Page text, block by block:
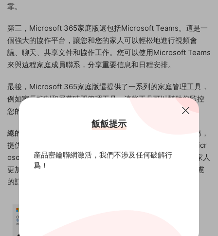
靠。
第三，Microsoft 365家庭版還包括Microsoft Teams。這是一
個強大的協作平台，讓您和您的家人可以輕松地進行視頻會
議、聊天、共享文件和協作工作。您可以使用Microsoft Teams
來與遠程家庭成員聯系，分享重要信息和日程安排。
最後，Microsoft 365家庭版還提供了一系列的家庭管理工具，
例如家長控制和屏幕時間管理工具。這些工具可以幫助您監控
您的孩子在互聯網上的活動，保護他們的隐私和安全。
總的來說，Microsoft 365家庭版是一個綜合的家庭訂閱服務，
提供了全家人使用的Office應用程序、OneDrive雲存儲、Micr
osoft Teams協作平台和家庭管理工具。它可以讓您和您的家人
更加便利和高效地管理和處理各種家庭事務，是一個值得考慮
的訂閱服務。
飯飯提示
産品密鑰聯網激活，我們不涉及任何破解行
爲！